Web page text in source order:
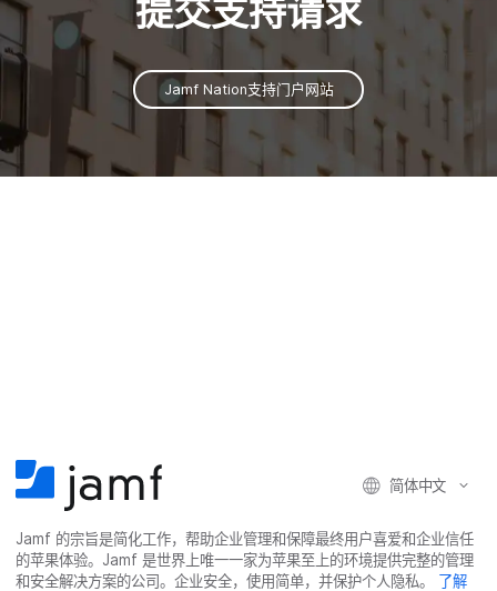
提交​支持​请​求
Jamf Nation支持门户网站
简体​中文
Jamf 的​宗旨​是​简化​工作，​帮助​企业​管理​和​保障​最​终​用​户​喜爱​和​企业​信任​
的​苹果​体验。 Jamf是​世界​上​唯​一​一​家​为​苹果​至​上​的​环境​提供​完整​的​管理​
和​安全​解决​方案​的​公司。​企业​安全，​使用​简单，​并​保护​个​人​隐私。
了解